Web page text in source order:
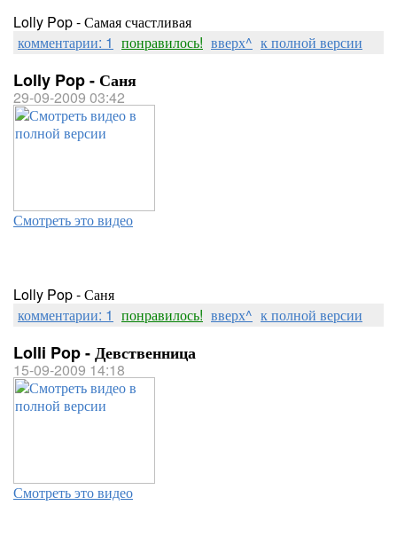
Lolly Pop - Самая счастливая
комментарии: 1 понравилось! вверх^ к полной версии
Lolly Pop - Саня
29-09-2009 03:42
Смотреть это видео
Lolly Pop - Саня
комментарии: 1 понравилось! вверх^ к полной версии
Lolli Pop - Девственница
15-09-2009 14:18
Смотреть это видео